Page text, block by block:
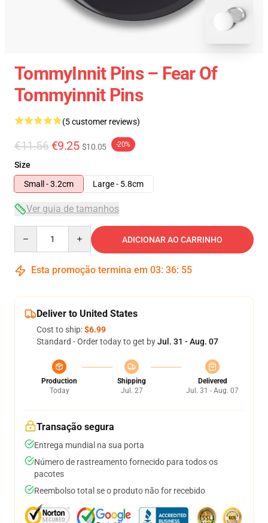
TommyInnit Pins – Fear Of
Tommyinnit Pins
(5 customer reviews)
€11.56 €9.25 $10.05 -20%
Size
Small - 3.2cm
Large - 5.8cm
Ver guia de tamanhos
ADICIONAR AO CARRINHO
Esta promoção termina em 03: 36: 54
Deliver to United States
Cost to ship:$6.99
Standard - Order today to get byJul. 31 - Aug. 07
Production
Today
Shipping
Jul. 27
Delivered
Jul. 31 - Aug. 07
Transação segura
Entrega mundial na sua porta
Número de rastreamento fornecido para todos os
pacotes
Reembolso total se o produto não for recebido